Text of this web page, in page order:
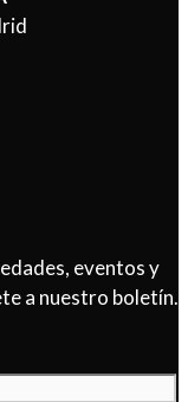
eventos y
a nuestro boletín.